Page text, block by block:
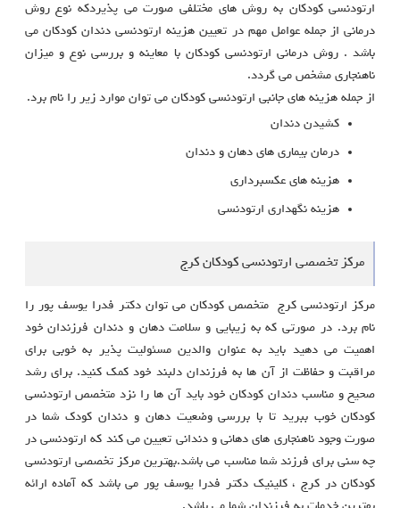
ارتودنسی کودکان به روش های مختلفی صورت می پذیردکه نوع روش
درمانی از جمله عوامل مهم در تعیین هزینه ارتودنسی دندان کودکان می
باشد . روش درمانی ارتودنسی کودکان با معاینه و بررسی نوع و میزان
ناهنجاری مشخص می گردد.
از جمله هزینه های جانبی ارتودنسی کودکان می توان موارد زیر را نام برد.
کشیدن دندان
درمان بیماری های دهان و دندان
هزینه های عکسبرداری
هزینه نگهداری ارتودنسی
مرکز تخصصی ارتودنسی کودکان کرج
مرکز ارتودنسی کرج متخصص کودکان می توان دکتر فدرا یوسف پور را
نام برد. در صورتی که به زیبایی و سلامت دهان و دندان فرزندان خود
اهمیت می دهید باید به عنوان والدین مسئولیت پذیر به خوبی برای
مراقبت و حفاظت از آن ها به فرزندان دلبند خود کمک کنید. برای رشد
صحیح و مناسب دندان کودکان خود باید آن ها را نزد متخصص ارتودنسی
کودکان خوب ببرید تا با بررسی وضعیت دهان و دندان کودک شما در
صورت وجود ناهنجاری های دهانی و دندانی تعیین می کند که ارتودنسی در
چه سنی برای فرزند شما مناسب می باشد.بهترین مرکز تخصصی ارتودنسی
کودکان در کرج ، کلینیک دکتر فدرا یوسف پور می باشد که آماده ارائه